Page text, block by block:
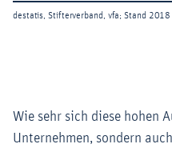
Wie sehr sich diese hohen
Unternehmen, sondern